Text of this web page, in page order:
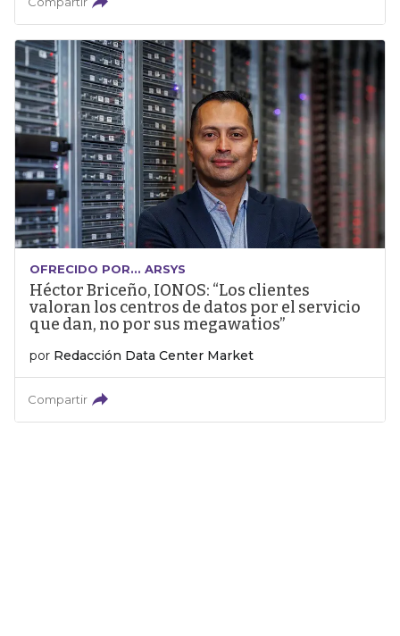
OFRECIDO POR... ARSYS
Héctor Briceño, IONOS: “Los clientes
valoran los centros de datos por el servicio
que dan, no por sus megawatios”
por Redacción Data Center Market
Compartir